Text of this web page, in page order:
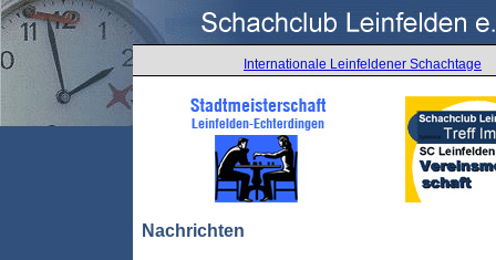
Internationale Leinfeldener Schachtage
Nachrichten